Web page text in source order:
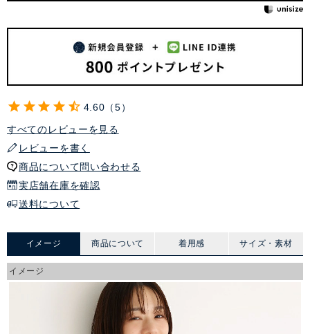
4.60
5
すべてのレビューを見る
レビューを書く
商品について問い合わせる
実店舗在庫を確認
送料について
イメージ 商品について 着用感 サイズ・素材
イメージ